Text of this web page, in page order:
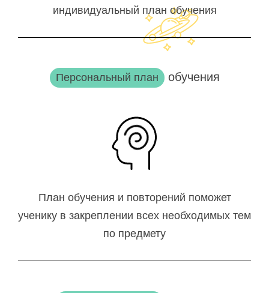
индивидуальный план обучения
Персональный план обучения
План обучения и повторений поможет
ученику в закреплении всех необходимых тем
по предмету